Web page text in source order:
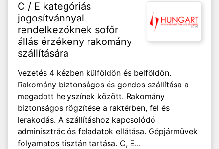
C / E kategóriás
jogosítvánnyal
rendelkezőknek sofőr
állás érzékeny rakomány
szállítására
Vezetés 4 kézben külföldön és belföldön.
Rakomány biztonságos és gondos szállítása a
megadott helyszínek között. Rakomány
biztonságos rögzítése a raktérben, fel és
lerakodás. A szállításhoz kapcsolódó
adminisztrációs feladatok ellátása. Gépjármüvek
folyamatos tisztán tartása. C, E...